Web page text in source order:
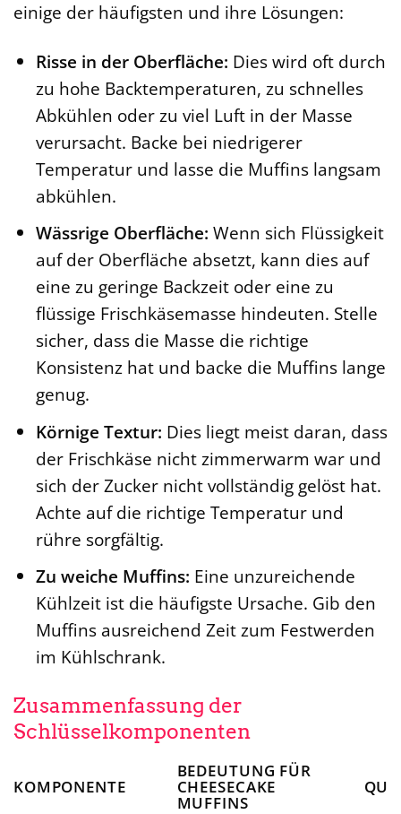
einige der häufigsten und ihre Lösungen:
Risse in der Oberfläche: Dies wird oft durch
zu hohe Backtemperaturen, zu schnelles
Abkühlen oder zu viel Luft in der Masse
verursacht. Backe bei niedrigerer
Temperatur und lasse die Muffins langsam
abkühlen.
Wässrige Oberfläche: Wenn sich Flüssigkeit
auf der Oberfläche absetzt, kann dies auf
eine zu geringe Backzeit oder eine zu
flüssige Frischkäsemasse hindeuten. Stelle
sicher, dass die Masse die richtige
Konsistenz hat und backe die Muffins lange
genug.
Körnige Textur: Dies liegt meist daran, dass
der Frischkäse nicht zimmerwarm war und
sich der Zucker nicht vollständig gelöst hat.
Achte auf die richtige Temperatur und
rühre sorgfältig.
Zu weiche Muffins: Eine unzureichende
Kühlzeit ist die häufigste Ursache. Gib den
Muffins ausreichend Zeit zum Festwerden
im Kühlschrank.
Zusammenfassung der
Schlüsselkomponenten
KOMPONENTE
BEDEUTUNG FÜR
CHEESECAKE
MUFFINS